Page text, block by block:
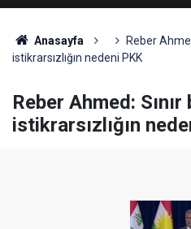
Anasayfa
Reber
istikrarsızlığın nedeni PKK
Reber Ahmed:
istikrarsızlığın